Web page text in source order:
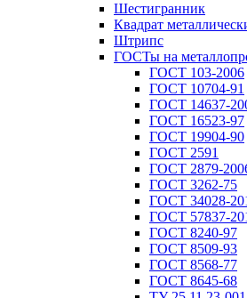
Шестигранник
Квадрат
Штрипс
ГОСТы на
ГОСТ 103-2006
ГОСТ 10704-91
ГОСТ 14637-
ГОСТ 16523-97
ГОСТ 19904-90
ГОСТ 2591
ГОСТ 2879-
ГОСТ 3262-75
ГОСТ 34028-
ГОСТ 57837-
ГОСТ 8240-97
ГОСТ 8509-93
ГОСТ 8568-77
ГОСТ 8645-68